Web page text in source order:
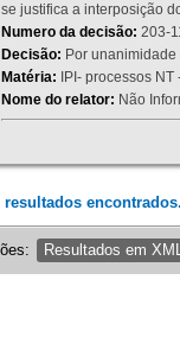
se justifica a interposição
Numero da decisão: 203-
Decisão: Por
Matéria: IPI- processos
Nome do relator: Não
resultados encontrados.
Resultados em XML